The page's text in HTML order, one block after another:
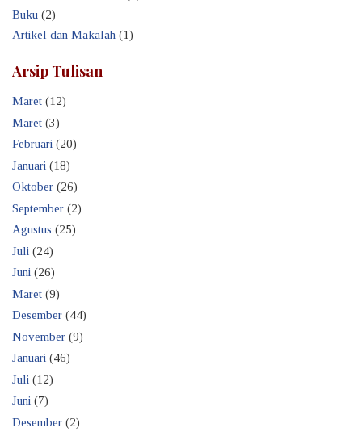
Buku (2)
Artikel dan Makalah (1)
Arsip Tulisan
Maret (12)
Maret (3)
Februari (20)
Januari (18)
Oktober (26)
September (2)
Agustus (25)
Juli (24)
Juni (26)
Maret (9)
Desember (44)
November (9)
Januari (46)
Juli (12)
Juni (7)
Desember (2)